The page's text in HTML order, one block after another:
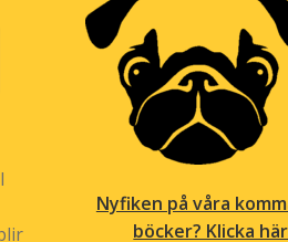
Nyfiken på våra
böcker? Klicka